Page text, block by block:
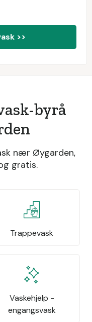
>>
byrå
nær Øygarden,
gratis.
Trappevask
Vaskehjelp -
engangsvask